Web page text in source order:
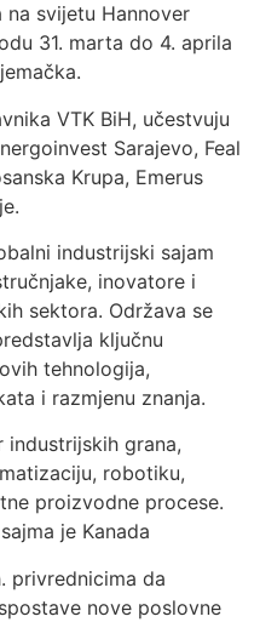
svijetu Hannover
31. marta do 4. aprila
VTK BiH, učestvuju
Sarajevo, Feal
Krupa, Emerus
industrijski sajam
inovatore i
sektora. Održava se
ključnu
tehnologija,
i razmjenu znanja.
industrijskih grana,
robotiku,
proizvodne procese.
je Kanada
privrednicima da
nove poslovne